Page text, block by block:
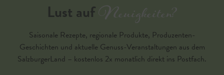
Lust aufNeuigkeiten?
Saisonale Rezepte, regionale Produkte, Produzenten-
Geschichten und aktuelle Genuss-Veranstaltungen aus dem
SalzburgerLand – kostenlos 2x monatlich direkt ins Postfach.